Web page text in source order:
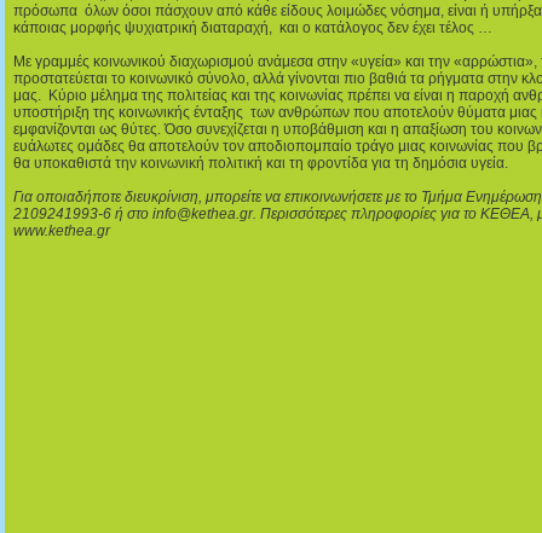
πρόσωπα όλων όσοι πάσχουν από κάθε είδους λοιμώδες νόσημα, είναι ή υπήρξαν
κάποιας μορφής ψυχιατρική διαταραχή, και ο κατάλογος δεν έχει τέλος …
Με γραμμές κοινωνικού διαχωρισμού ανάμεσα στην «υγεία» και την
προστατεύεται το κοινωνικό σύνολο, αλλά γίνονται πιο βαθιά τα ρήγματα στην
μας. Κύριο μέλημα της πολιτείας και της κοινωνίας πρέπει να είναι η παροχή
υποστήριξη της κοινωνικής ένταξης των ανθρώπων που αποτελούν θύματα μιας
εμφανίζονται ως θύτες. Όσο συνεχίζεται η υποβάθμιση και η απαξίωση του
ευάλωτες ομάδες θα αποτελούν τον αποδιοπομπαίο τράγο μιας κοινωνίας που
θα υποκαθιστά την κοινωνική πολιτική και τη φροντίδα για τη δημόσια υγεία.
Για οποιαδήποτε διευκρίνιση, μπορείτε να επικοινωνήσετε με το Τμήμα
2109241993-6 ή στο info@kethea.gr. Περισσότερες πληροφορίες για το ΚΕΘΕΑ,
www.kethea.gr